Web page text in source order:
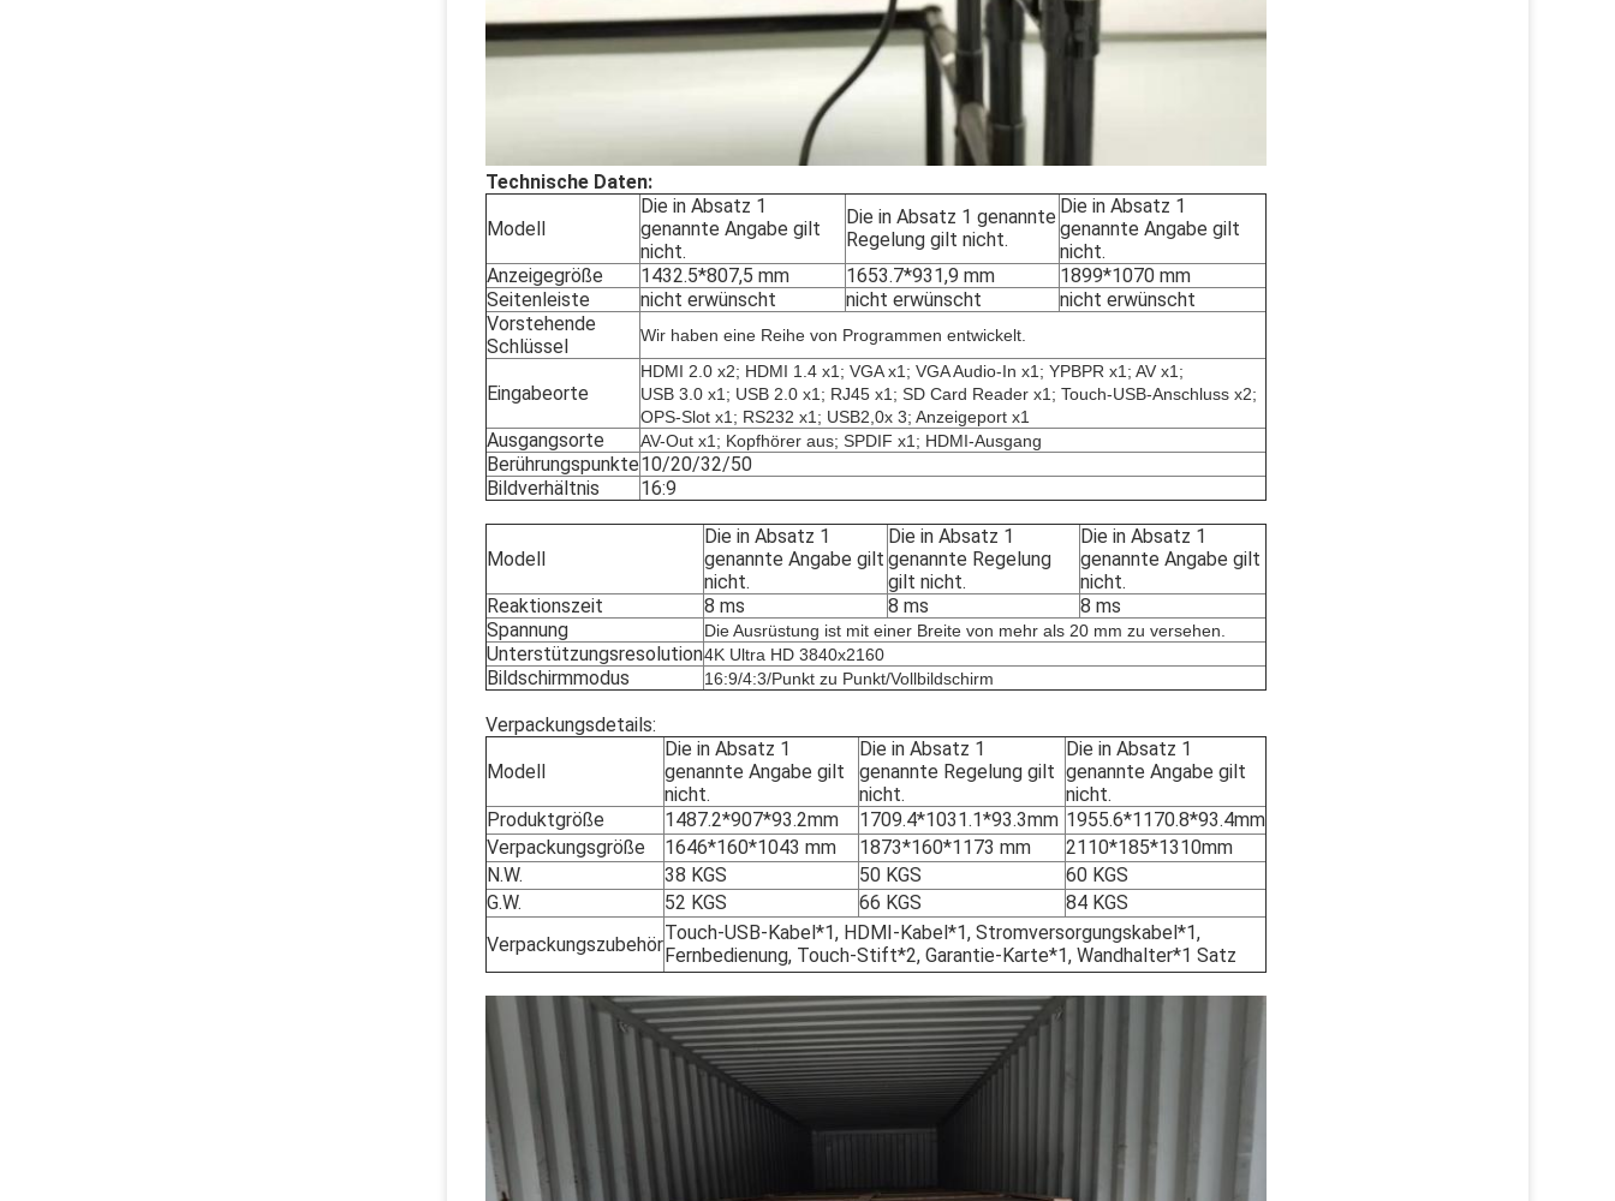
Technische Daten:
Modell
Die in Absatz 1
genannte Angabe gilt
nicht.
Die in Absatz 1 genannte
Regelung gilt nicht.
Die in Absatz 1
genannte Angabe gilt
nicht.
Anzeigegröße
1432.5*807,5 mm 1653.7*931,9 mm
1899*1070 mm
Seitenleiste
nicht erwünscht nicht erwünscht
nicht erwünscht
Vorstehende
Schlüssel
Wir haben eine Reihe von Programmen entwickelt.
Eingabeorte
HDMI 2.0 x2; HDMI 1.4 x1; VGA x1; VGA Audio-In x1; YPBPR x1; AV x1;
USB 3.0 x1; USB 2.0 x1; RJ45 x1; SD Card Reader x1; Touch-USB-Anschluss x2;
OPS-Slot x1; RS232 x1; USB2,0x 3; Anzeigeport x1
Ausgangsorte AV-Out x1; Kopfhörer aus; SPDIF x1; HDMI-Ausgang
Berührungspunkte10/20/32/50
Bildverhältnis
16:9
Modell
Die in Absatz 1
genannte Angabe gilt
nicht.
Die in Absatz 1
genannte Regelung
gilt nicht.
Die in Absatz 1
genannte Angabe gilt
nicht.
Reaktionszeit
8 ms 8 ms
8 ms
Spannung
Die Ausrüstung ist mit einer Breite von mehr als 20 mm zu versehen.
Unterstützungsresolution4K Ultra HD 3840x2160
Bildschirmmodus 16:9/4:3/Punkt zu Punkt/Vollbildschirm
Verpackungsdetails:
Modell
Die in Absatz 1
genannte Angabe gilt
nicht.
Die in Absatz 1
genannte Regelung gilt
nicht.
Die in Absatz 1
genannte Angabe gilt
nicht.
Produktgröße
1487.2*907*93.2mm 1709.4*1031.1*93.3mm 1955.6*1170.8*93.4mm
Verpackungsgröße
1646*160*1043 mm 1873*160*1173 mm
2110*185*1310mm
N.W.
38 KGS 50 KGS
60 KGS
G.W.
52 KGS 66 KGS
84 KGS
Verpackungszubehör
Touch-USB-Kabel*1, HDMI-Kabel*1, Stromversorgungskabel*1,
Fernbedienung, Touch-Stift*2, Garantie-Karte*1, Wandhalter*1 Satz